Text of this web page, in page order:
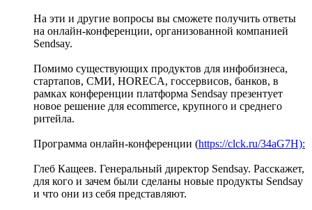
На эти и другие вопросы вы сможете получить ответы
на онлайн-конференции, организованной компанией
Sendsay.
Помимо существующих продуктов для инфобизнеса,
стартапов, СМИ, HORECA, госсервисов, банков, в
рамках конференции платформа Sendsay презентует
новое решение для ecommerce, крупного и среднего
ритейла.
Программа онлайн-конференции (https://clck.ru/34aG7H):
Глеб Кащеев. Генеральный директор Sendsay. Расскажет,
для кого и зачем были сделаны новые продукты Sendsay
и что они из себя представляют.